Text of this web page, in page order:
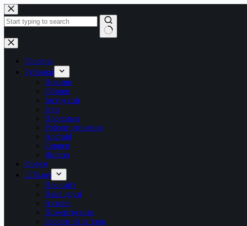
Перейти
до
вмісту
Немає
результатів
Головна
Рубрики
Новини
Обзори
Інструкції
Ігри
Програми
Робоче оточення
Android
Сервер
Железо
Форум
LTB.net
Про сайт
Наші друзі
Автори
Пожертвувати
Зворотній зв’язок